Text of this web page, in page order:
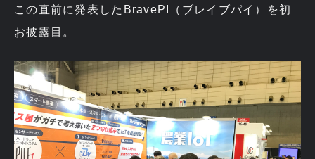
この直前に発表したBravePI（ブレイブパイ）を初
お披露目。